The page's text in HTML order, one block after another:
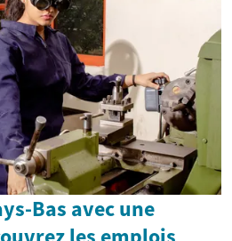
Bas avec une